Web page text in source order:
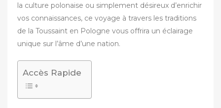
la culture polonaise ou simplement désireux d’enrichir
vos connaissances, ce voyage à travers les traditions
de la Toussaint en Pologne vous offrira un éclairage
unique sur l’âme d’une nation.
Accès Rapide